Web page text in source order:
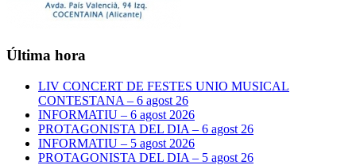
Última hora
LIV CONCERT DE FESTES UNIO MUSICAL
CONTESTANA – 6 agost 26
INFORMATIU – 6 agost 2026
PROTAGONISTA DEL DIA – 6 agost 26
INFORMATIU – 5 agost 2026
PROTAGONISTA DEL DIA – 5 agost 26